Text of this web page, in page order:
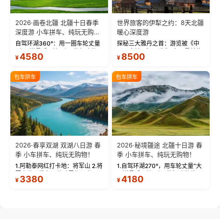
2026·画卷北疆 北疆十日春季
深度游 小车拼车、纯玩无购
物！
自驾环湖360°：用一圈车轮丈量
蓝。 赛湖旅拍：甄选多款风格服
绝美瞬间。 赛湖坦克300跟车视
频：专业摄影师...
¥4580
世界旅客的伊犁之约：8天北疆
暖心深度游
探秘三大雅丹之首：游览被《中
三大雅丹”第一名的克拉玛依魔鬼
瓦人最大村落——禾木村，欣赏
晨雾与小木...
¥ 8500
包车拼车
2026·春享双湖 双湖八日游 春
季 小车拼车、纯玩无购物！
1.阿勒泰网红打卡地：将军山 2.将
军山落日缆车，体验雪都风光 3.
将军山，夕阳派对，蹦迪party 4.
¥ 3380
包车拼车
2026·秘境疆途 北疆十日游 春
季 小车拼车、纯玩无购物！
1.自驾环湖270°，用车轮丈量“大
西洋最后一滴眼泪”的极致蔚蓝，
让雪山、花海与深邃湖水在转弯
¥4180